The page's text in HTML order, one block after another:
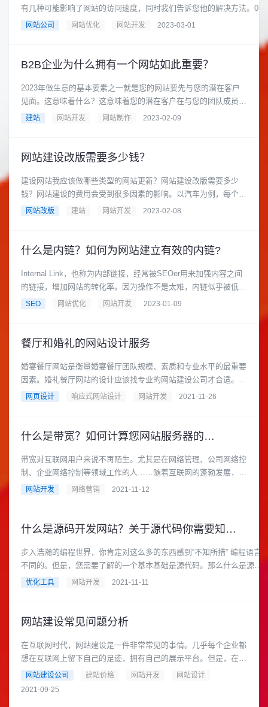
有几种可能影响了网站的访问速度，同时我们告诉您他的解决方法。01
网站公司 网站优化 网站开发 2023-03-01
B2B企业为什么拥有一个网站如此重要？
2023年做生意的基本要素之一就是您的网站要先与您的潜在客户
见面。这意味着什么？这意味着您的潜在客户在与您的团队成员交
谈之前就会访问您的网站......
建站 网站开发 网站制作 2023-02-09
网站建设改版需要多少钱？
建设网站我应该做哪些类型的网站更新？网站建设改版需要多少
钱？网站建设的费用会受到很多因素的影响。以汽车为例，每个车
型都有自己的要件和发动机，......
网站改版 建站 网站开发 2023-02-08
什么是内链？如何为网站建立有效的内链?
Internal Link，也称为内部链接，经常被SEOer用来加强内容之间
的链接，增加网站的转化率。因为操作不是太难，内链似乎被低估
了，甚......
SEO 网站优化 网站开发 2023-01-09
餐厅和婚礼的网站设计服务
婚宴餐厅网站是衡量婚宴餐厅团队规模、素质和专业水平的最重要
因素。婚礼餐厅网站的设计应该找专业的网站建设公司才合适。建
设提供婚礼餐厅服务的网站......
网页设计 响应式网站设计 网站开发 2021-11-26
什么是带宽？如何计算您网站服务器的带宽？
带宽对互联网用户来说不再陌生。尤其是在网络管理、公司网络控
制、企业网络控制等领域工作的人……随着互联网的蓬勃发展，这
个词越来越普及。传诚信将......
网站开发 网络营销 2021-11-12
什么是源码开发网站？关于源代码你需要知道的一切
步入浩瀚的编程世界，你肯定对这么多的东西感到“不知所措” 编程语言
不同的。但是，您需要了解的一个基本基础是源代码。那么什么是源代
码？你对源代......
优化工具 网站开发 2021-11-11
网站建设常见问题分析
在互联网时代，网站建设是一件非常常见的事情。几乎每个企业都
想在互联网上留下自己的足迹，拥有自己的展示平台。但是，在网
站建设的过程中，我们真的......
网站建设公司 建站价格 网站开发
网站设计
2021-09-25